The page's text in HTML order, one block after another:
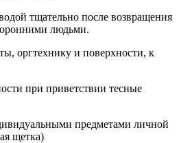
тщательно после возвращения
людьми.
оргтехнику и поверхности, к
при приветствии тесные
предметами личной
щетка)